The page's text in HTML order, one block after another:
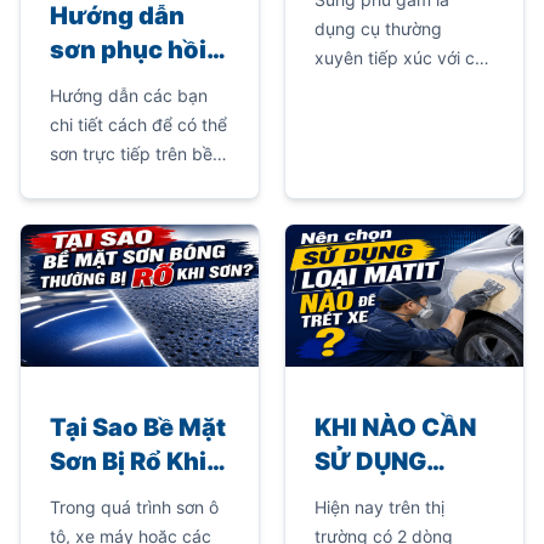
Hướng dẫn
sơn phục hồi
nhựa đen PP
bền đẹp, chắc
chắn
Hướng dẫn các bạn
chi tiết cách để có thể
sơn trực tiếp trên bề
Phủ Gầm Xe Ô
Tô Và Cách
dụng cụ thường
xuyên tiếp xúc với các
bảo quản không đúng
cách, súng rất dễ bị
tắc nghẽn, giảm hiệu
suất phun hoặc hư
hỏng hoàn toàn.
Tại Sao Bề Mặt
Sơn Bị Rổ Khi
Sơn Bóng?
Nguyên Nhân
Trong quá trình sơn ô
tô, xe máy hoặc các
KHI NÀO CẦN
SỬ DỤNG
MATIT NHANH
KHÔ VÀ
Hiện nay trên thị
trường có 2 dòng